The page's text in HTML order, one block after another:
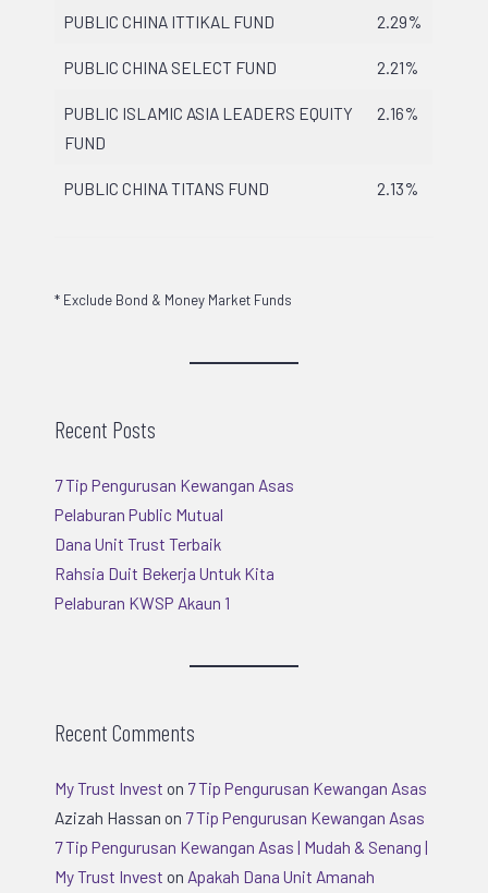
PUBLIC CHINA ITTIKAL FUND 2.29%
PUBLIC CHINA SELECT FUND 2.21%
PUBLIC ISLAMIC ASIA LEADERS EQUITY
FUND
2.16%
PUBLIC CHINA TITANS FUND 2.13%
* Exclude Bond & Money Market Funds
Recent Posts
7 Tip Pengurusan Kewangan Asas
Pelaburan Public Mutual
Dana Unit Trust Terbaik
Rahsia Duit Bekerja Untuk Kita
Pelaburan KWSP Akaun 1
Recent Comments
My Trust Invest on 7 Tip Pengurusan Kewangan Asas
Azizah Hassan on 7 Tip Pengurusan Kewangan Asas
7 Tip Pengurusan Kewangan Asas | Mudah & Senang |
My Trust Invest on Apakah Dana Unit Amanah